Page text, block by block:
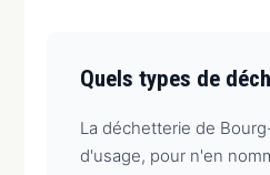
Quels types de
La déchetterie de
d'usage, pour n'en